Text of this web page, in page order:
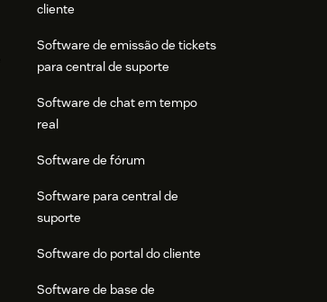
cliente
Software de emissão de tickets
para central de suporte
Software de chat em tempo
real
Software de fórum
Software para central de
suporte
Software do portal do cliente
Software de base de